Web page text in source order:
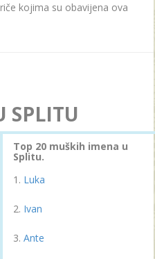
kojima su obavijena ova
SPLITU
Top 20 muških imena u
Splitu.
Luka
Ivan
Ante